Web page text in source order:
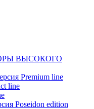
ВЫСОКОГО
Premium line
line
Poseidon edition